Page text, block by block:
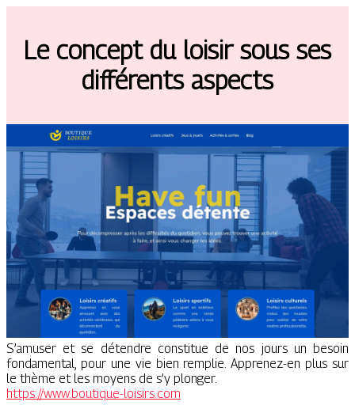
Le concept du loisir sous ses
différents aspects
S’amuser et se détendre constitue de nos jours un besoin
fondamental, pour une vie bien remplie. Apprenez-en plus sur
le thème et les moyens de s’y plonger.
https://www.boutique-loisirs.com